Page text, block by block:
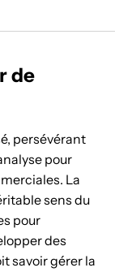
de
persévérant
pour
La
sens du
pour
des
savoir gérer la